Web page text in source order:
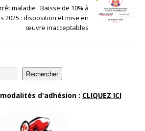
maladie : Baisse de 10% à
2025 : disposition et mise en
œuvre inacceptables
Rechercher
d'adhésion : CLIQUEZ ICI